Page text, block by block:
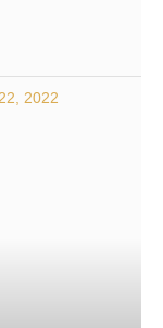
2022